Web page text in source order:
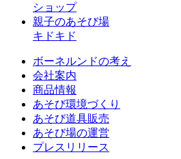
ショップ
親子のあそび場
キドキド
ボーネルンドの考え
会社案内
商品情報
あそび環境づくり
あそび道具販売
あそび場の運営
プレスリリース